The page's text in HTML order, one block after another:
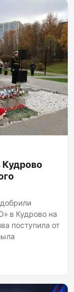
в Кудрово на
поступила от